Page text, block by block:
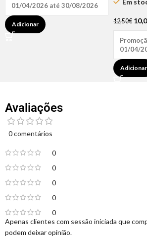
01/04/2026 até 30/08/2026
Adicionar 12,50€
01/04/
Adicionar
Avaliações
0 comentários
0
0
0
0
0
Apenas clientes com sessão iniciada que
podem deixar opinião.